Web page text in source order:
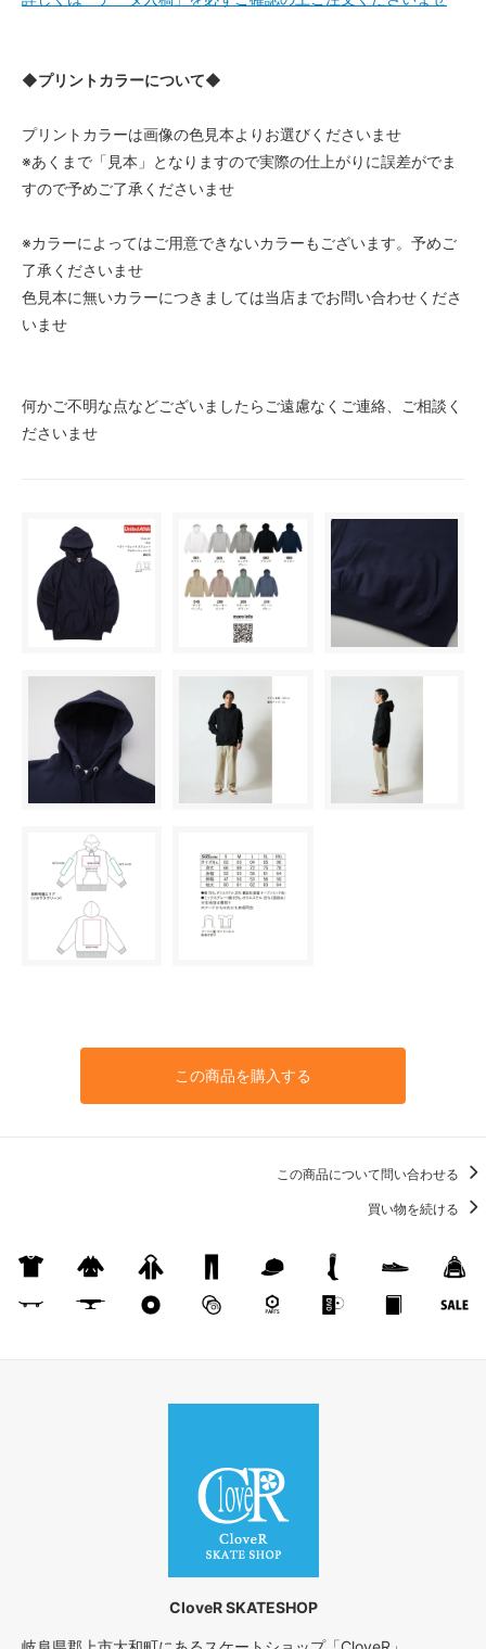
◆プリントカラーについて◆
プリントカラーは画像の色見本よりお選びくださいませ
※あくまで「見本」となりますので実際の仕上がりに誤差がでま
すので予めご了承くださいませ
※カラーによってはご用意できないカラーもございます。予めご
了承くださいませ
色見本に無いカラーにつきましては当店までお問い合わせくださ
いませ
何かご不明な点などございましたらご遠慮なくご連絡、ご相談く
ださいませ
この商品を購入する
この商品について問い合わせる
買い物を続ける
CloveR SKATESHOP